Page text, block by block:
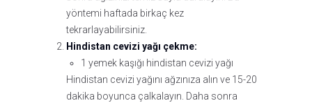
yöntemi haftada birkaç kez
tekrarlayabilirsiniz.
Hindistan cevizi yağı çekme:
1 yemek kaşığı hindistan cevizi yağı
Hindistan cevizi yağını ağzınıza alın ve 15-20
dakika boyunca çalkalayın. Daha sonra